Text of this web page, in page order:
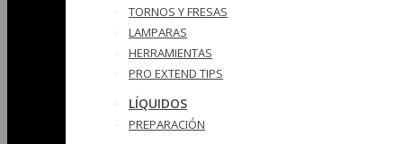
TORNOS Y FRESAS
LAMPARAS
HERRAMIENTAS
PRO EXTEND TIPS
LÍQUIDOS
PREPARACIÓN